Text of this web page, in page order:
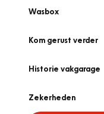
Wasbox
Kom gerust verder
Historie vakgarage
Zekerheden